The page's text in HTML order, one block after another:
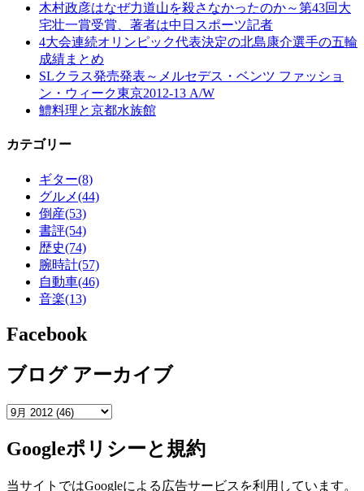
木村政彦はなぜ力道山を殺さなかったのか～第43回大
宅壮一賞受賞、著者は中日スポーツ記者
4大会連続オリンピック代表決定の北島康介選手の五輪
成績まとめ
SLクラス発売発表～メルセデス・ベンツ ファッショ
ン・ウィーク東京2012-13 A/W
鱧料理と京都水族館
カテゴリー
ギター(8)
グルメ(44)
倒産(53)
書評(54)
歴史(74)
腕時計(57)
自動車(46)
音楽(13)
Facebook
ブログ アーカイブ
Googleポリシーと規約
当サイトではGoogleによる広告サービスを利用しています。